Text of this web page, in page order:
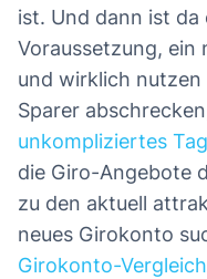
ist. Und dann ist da
Voraussetzung,
und wirklich nutzen
Sparer
unkompliziertes
die Giro-Angebote
zu den aktuell
neues Girokonto
Girokonto-Vergleich